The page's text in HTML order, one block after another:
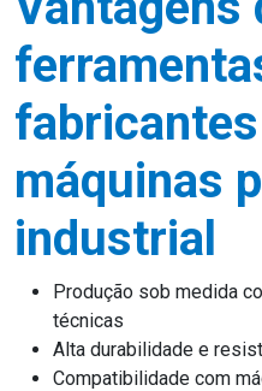
máquinas
industrial
Produção sob medida
técnicas
Alta durabilidade e
Compatibilidade com